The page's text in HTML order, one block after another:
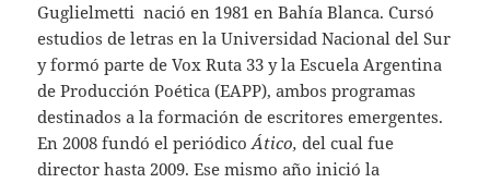
Guglielmetti nació en 1981 en Bahía Blanca. Cursó
estudios de letras en la Universidad Nacional del Sur
y formó parte de Vox Ruta 33 y la Escuela Argentina
de Producción Poética (EAPP), ambos programas
destinados a la formación de escritores emergentes.
En 2008 fundó el periódicoÁtico, del cual fue
director hasta 2009. Ese mismo año inició la